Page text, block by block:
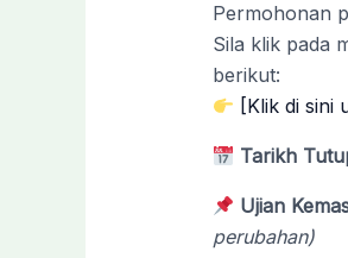
Permohonan
Sila klik pada
berikut:
[Klik di sini
Tarikh
Ujian
perubahan)